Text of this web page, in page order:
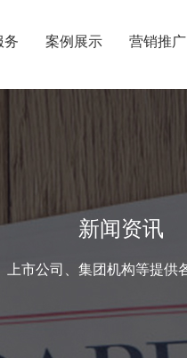
务 案例展示 营销推广
新闻资讯
上市公司、集团机构等提供